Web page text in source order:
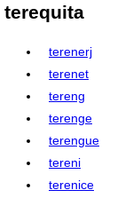
terequita
terenerj
terenet
tereng
terenge
terengue
tereni
terenice